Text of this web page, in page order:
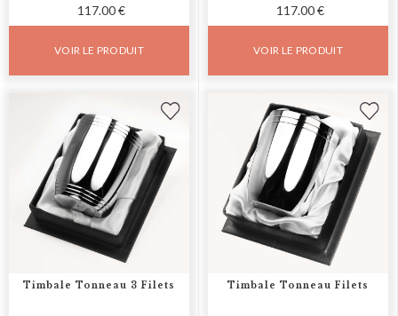
117.00 €
VOIR LE PRODUIT
117.00 €
VOIR LE PRODUIT
Timbale Tonneau 3 Filets Timbale Tonneau Filets